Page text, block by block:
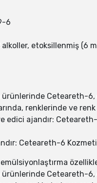
6
alkoller, etoksillenmiş (6
ürünlerinde Ceteareth-
renklerinde ve renk
ajandır: Ceteareth-
Ceteareth-6
ürünlerinde Ceteareth-